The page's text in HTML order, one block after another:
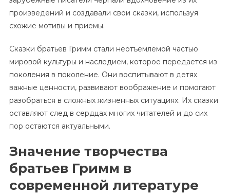
произведений и создавали свои сказки, используя
схожие мотивы и приемы.
Сказки братьев Гримм стали неотъемлемой частью
мировой культуры и наследием, которое передается из
поколения в поколение. Они воспитывают в детях
важные ценности, развивают воображение и помогают
разобраться в сложных жизненных ситуациях. Их сказки
оставляют след в сердцах многих читателей и до сих
пор остаются актуальными.
Значение творчества
братьев Гримм в
современной литературе